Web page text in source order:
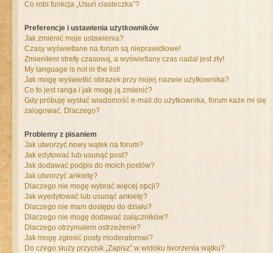
Co robi funkcja „Usuń ciasteczka”?
Preferencje i ustawienia użytkowników
Jak zmienić moje ustawienia?
Czasy wyświetlane na forum są nieprawidłowe!
Zmieniłem strefę czasową, a wyświetlany czas nadal jest zły!
My language is not in the list!
Jak mogę wyświetlić obrazek przy mojej nazwie użytkownika?
Co to jest ranga i jak mogę ją zmienić?
Gdy próbuję wysłać wiadomość e-mail do użytkownika, forum każe mi się
zalogować. Dlaczego?
Problemy z pisaniem
Jak utworzyć nowy wątek na forum?
Jak edytować lub usunąć post?
Jak dodawać podpis do moich postów?
Jak utworzyć ankietę?
Dlaczego nie mogę wybrać więcej opcji?
Jak wyedytować lub usunąć ankietę?
Dlaczego nie mam dostępu do działu?
Dlaczego nie mogę dodawać załączników?
Dlaczego otrzymałem ostrzeżenie?
Jak mogę zgłosić posty moderatorowi?
Do czego służy przycisk „Zapisz” w widoku tworzenia wątku?